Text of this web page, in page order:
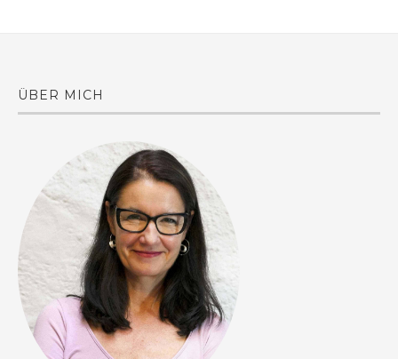
ÜBER MICH